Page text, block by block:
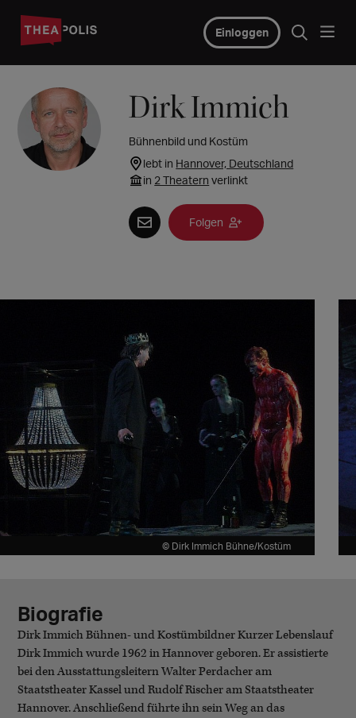
Einloggen
Dirk Immich
Bühnenbild und Kostüm
lebt in Hannover, Deutschland
in 2 Theatern verlinkt
Folgen
© Dirk Immich Bühne/Kostüm
Biografie
Dirk Immich Bühnen- und Kostümbildner Kurzer Lebenslauf
Dirk Immich wurde 1962 in Hannover geboren. Er assistierte
bei den Ausstattungsleitern Walter Perdacher am
Staatstheater Kassel und Rudolf Rischer am Staatstheater
Hannover. Anschließend führte ihn sein Weg an das